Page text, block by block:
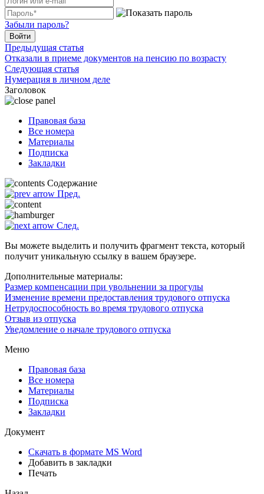
Забыли пароль?
Войти
Предыдущая статья
Отказали в приеме документов на пенсию по возрасту
Следующая статья
Нумерация в личном деле
Заголовок
Правовая база
Все номера
Материалы
Подписка
Закладки
Содержание
Пред.
След.
Вы можете выделить и получить фрагмент текста, который
получит уникальную ссылку в вашем браузере.
Дополнительные материалы:
Размер компенсации при увольнении за прогулы
Изменение времени предоставления трудового отпуска
Нетрудоспособность во время трудового отпуска
Отзыв из отпуска
Уведомление о начале трудового отпуска
Меню
Правовая база
Все номера
Материалы
Подписка
Закладки
Документ
Скачать в формате MS Word
Добавить в закладки
Печать